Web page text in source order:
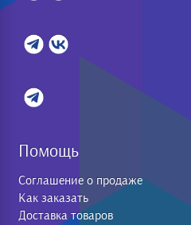
Помощь
Соглашение о продаже
Как заказать
Доставка товаров